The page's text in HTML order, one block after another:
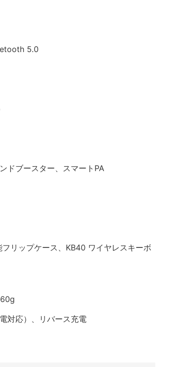
5.0
ドブースター、スマートPA
リップケース、KB40 ワイヤレスキーボ
対応）、リバース充電